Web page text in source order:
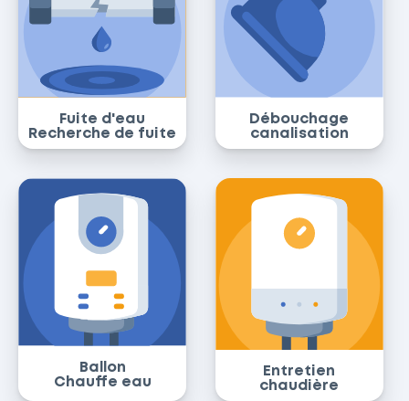
Fuite d'eau
Recherche de fuite
Débouchage
canalisation
Ballon
Chauffe eau
Entretien
chaudière